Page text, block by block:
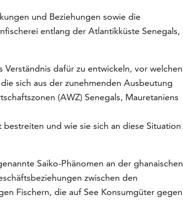
und Beziehungen sowie die
entlang der Atlantikküste Senegals,
Verständnis dafür zu entwickeln, vor welchen
sich aus der zunehmenden Ausbeutung
(AWZ) Senegals, Mauretaniens
und wie sie sich an diese Situation
Saiko-Phänomen an der ghanaischen
zwischen den
Fischern, die auf See Konsumgüter gegen